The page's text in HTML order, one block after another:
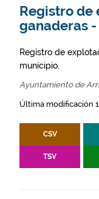
Registro de
ganaderas
Registro de
municipio.
Ayuntamiento de
Última modificación
CSV
TSV